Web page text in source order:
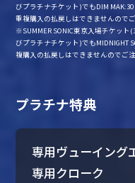
びプラチナチケット)でもDIM MAK:30
重複購入の払戻しはできませんので
※SUMMER SONIC東京入場チケット
びプラチナチケット)でもMIDNIGHT
複購入の払戻しはできませんのでご注
プラチナ特典
専用ヴューイング
専用クローク